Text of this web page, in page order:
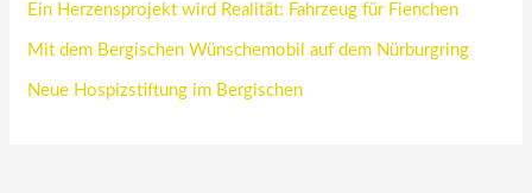
Ein Herzensprojekt wird Realität: Fahrzeug für Fienchen
Mit dem Bergischen Wünschemobil auf dem Nürburgring
Neue Hospizstiftung im Bergischen